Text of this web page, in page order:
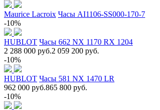
Maurice Lacroix Часы AI1106-SS000-170-7
-10%
HUBLOT Часы 662 NX 1170 RX 1204
2 288 000 руб.2 059 200 руб.
-10%
HUBLOT Часы 581 NX 1470 LR
962 000 руб.865 800 руб.
-10%